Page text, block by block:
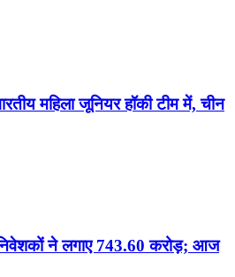
महिला जूनियर हॉकी टीम में, चीन
ने लगाए 743.60 करोड़; आज